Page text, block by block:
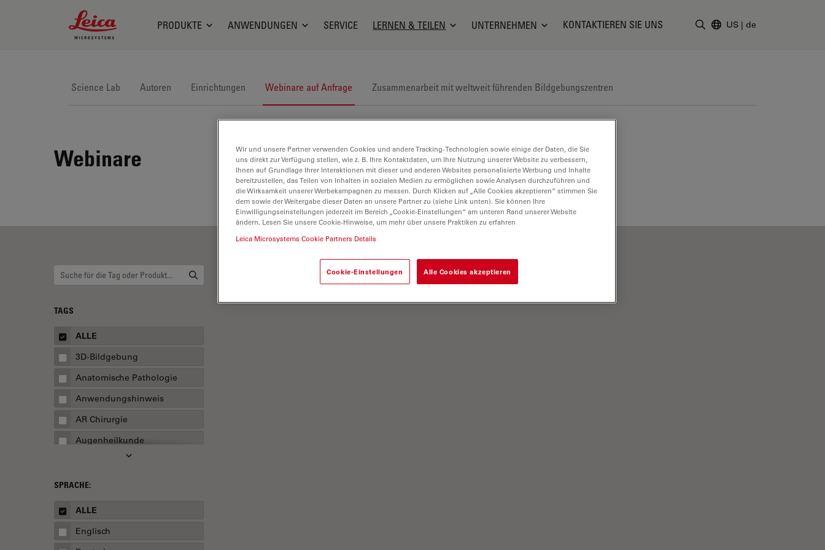
Leica Microsystems Logo
PRODUKTE ANWENDUNGEN SERVICE LERNEN & TEILEN UNTERNEHMEN KONTAKTIEREN SIE UNS US | de
Science Lab Autoren Einrichtungen Webinare auf Anfrage Zusammenarbeit mit weltweit führenden Bildgebungszentren
Webinare
TAGS
ALLE
3D-Bildgebung
Anatomische Pathologie
Anwendungshinweis
AR Chirurgie
Augenheilkunde
Augmented Reality
Ausbildung
Transport
SPRACHE:
ALLE
Englisch
Wir und unsere Partner verwenden Cookies und andere Tracking-Technologien sowie einige der Daten, die Sie
uns direkt zur Verfügung stellen, wie z. B. Ihre Kontaktdaten, um Ihre Nutzung unserer Website zu verbessern,
Ihnen auf Grundlage Ihrer Interaktionen mit dieser und anderen Websites personalisierte Werbung und Inhalte
bereitzustellen, das Teilen von Inhalten in sozialen Medien zu ermöglichen sowie Analysen durchzuführen und
die Wirksamkeit unserer Werbekampagnen zu messen. Durch Klicken auf „Alle Cookies akzeptieren“ stimmen Sie
dem sowie der Weitergabe dieser Daten an unsere Partner zu (siehe Link unten). Sie können Ihre
Einwilligungseinstellungen jederzeit im Bereich „Cookie-Einstellungen“ am unteren Rand unserer Website
ändern. Lesen Sie unsere Cookie-Hinweise, um mehr über unsere Praktiken zu erfahren
Leica Microsystems Cookie Partners Details
Cookie-Einstellungen Alle Cookies akzeptieren